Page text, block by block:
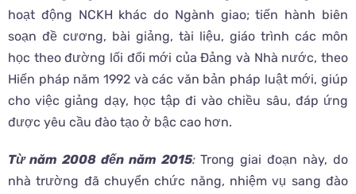
hoạt động NCKH khác do Ngành giao; tiến hành biên
soạn đề cương, bài giảng, tài liệu, giáo trình các môn
học theo đường lối đổi mới của Đảng và Nhà nước, theo
Hiến pháp năm 1992 và các văn bản pháp luật mới, giúp
cho việc giảng dạy, học tập đi vào chiều sâu, đáp ứng
được yêu cầu đào tạo ở bậc cao hơn.
Từ năm 2008 đến năm 2015:Trong giai đoạn này, do
nhà trường đã chuyển chức năng, nhiệm vụ sang đào